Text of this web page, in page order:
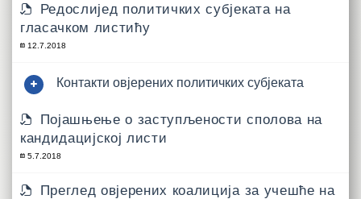
Редослијед политичких субјеката на
гласачком листићу
12.7.2018
Контакти овјерених политичких субјеката
Појашњење о заступљености сполова на
кандидацијској листи
5.7.2018
Преглед овјерених коалиција за учешће на